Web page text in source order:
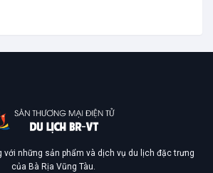
với những sản phẩm và dịch vụ du lịch đặc trưng
của Bà Rịa Vũng Tàu.